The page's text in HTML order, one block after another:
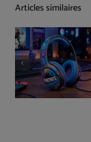
Articles similaires
Casque Switch
Fortnite : le top
2026 (sans fil &
filaire)